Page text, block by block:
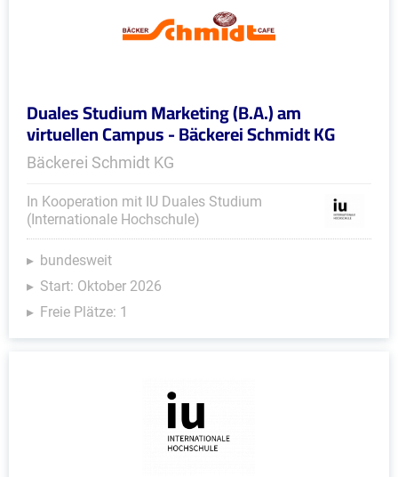
Duales Studium Marketing (B.A.) am
virtuellen Campus - Bäckerei Schmidt KG
Bäckerei Schmidt KG
In Kooperation mit IU Duales Studium
(Internationale Hochschule)
bundesweit
Start: Oktober 2026
Freie Plätze: 1